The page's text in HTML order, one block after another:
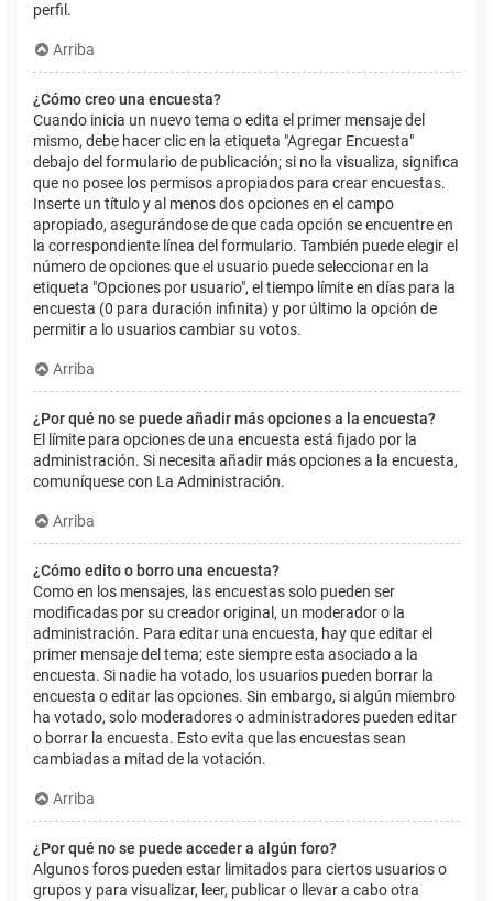
perfil.
Arriba
¿Cómo creo una encuesta?
Cuando inicia un nuevo tema o edita el primer mensaje del
mismo, debe hacer clic en la etiqueta "Agregar Encuesta"
debajo del formulario de publicación; si no la visualiza, significa
que no posee los permisos apropiados para crear encuestas.
Inserte un título y al menos dos opciones en el campo
apropiado, asegurándose de que cada opción se encuentre en
la correspondiente línea del formulario. También puede elegir el
número de opciones que el usuario puede seleccionar en la
etiqueta "Opciones por usuario", el tiempo límite en días para la
encuesta (0 para duración infinita) y por último la opción de
permitir a lo usuarios cambiar su votos.
Arriba
¿Por qué no se puede añadir más opciones a la encuesta?
El límite para opciones de una encuesta está fijado por la
administración. Si necesita añadir más opciones a la encuesta,
comuníquese con La Administración.
Arriba
¿Cómo edito o borro una encuesta?
Como en los mensajes, las encuestas solo pueden ser
modificadas por su creador original, un moderador o la
administración. Para editar una encuesta, hay que editar el
primer mensaje del tema; este siempre esta asociado a la
encuesta. Si nadie ha votado, los usuarios pueden borrar la
encuesta o editar las opciones. Sin embargo, si algún miembro
ha votado, solo moderadores o administradores pueden editar
o borrar la encuesta. Esto evita que las encuestas sean
cambiadas a mitad de la votación.
Arriba
¿Por qué no se puede acceder a algún foro?
Algunos foros pueden estar limitados para ciertos usuarios o
grupos y para visualizar, leer, publicar o llevar a cabo otra